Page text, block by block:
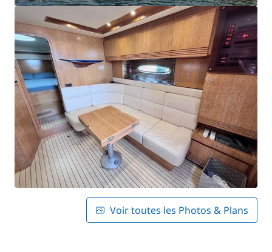
Voir toutes les Photos & Plans